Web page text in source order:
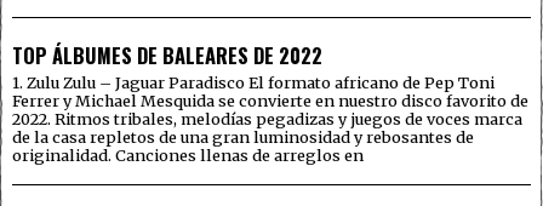
TOP ÁLBUMES DE BALEARES DE 2022
1. Zulu Zulu – Jaguar Paradisco El formato africano de Pep Toni
Ferrer y Michael Mesquida se convierte en nuestro disco favorito de
2022. Ritmos tribales, melodías pegadizas y juegos de voces marca
de la casa repletos de una gran luminosidad y rebosantes de
originalidad. Canciones llenas de arreglos en